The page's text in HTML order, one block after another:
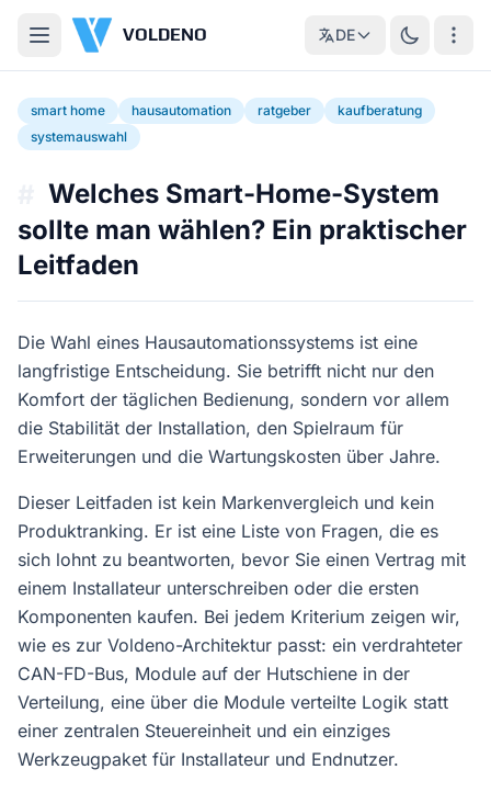
VOLDENO DE
smart home hausautomation ratgeber
kaufberatung
systemauswahl
Welches Smart-Home-System
sollte man wählen? Ein praktischer
Leitfaden
Die Wahl eines Hausautomationssystems ist eine
langfristige Entscheidung. Sie betrifft nicht nur den
Komfort der täglichen Bedienung, sondern vor allem
die Stabilität der Installation, den Spielraum für
Erweiterungen und die Wartungskosten über Jahre.
Dieser Leitfaden ist kein Markenvergleich und kein
Produktranking. Er ist eine Liste von Fragen, die es
sich lohnt zu beantworten, bevor Sie einen Vertrag mit
einem Installateur unterschreiben oder die ersten
Komponenten kaufen. Bei jedem Kriterium zeigen wir,
wie es zur Voldeno-Architektur passt: ein verdrahteter
CAN-FD-Bus, Module auf der Hutschiene in der
Verteilung, eine über die Module verteilte Logik statt
einer zentralen Steuereinheit und ein einziges
Werkzeugpaket für Installateur und Endnutzer.